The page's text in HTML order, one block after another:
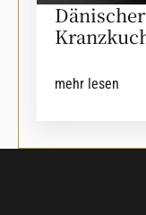
mehr lesen